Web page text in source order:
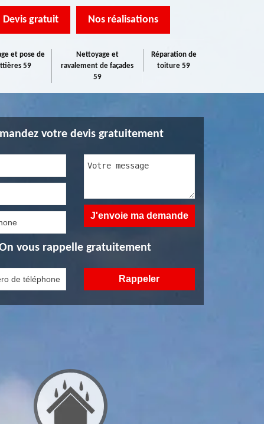
Devis gratuit Nos réalisations
et pose de
59
Nettoyage et
ravalement de façades
59
Réparation de
toiture 59
votre devis gratuitement
vous rappelle gratuitement